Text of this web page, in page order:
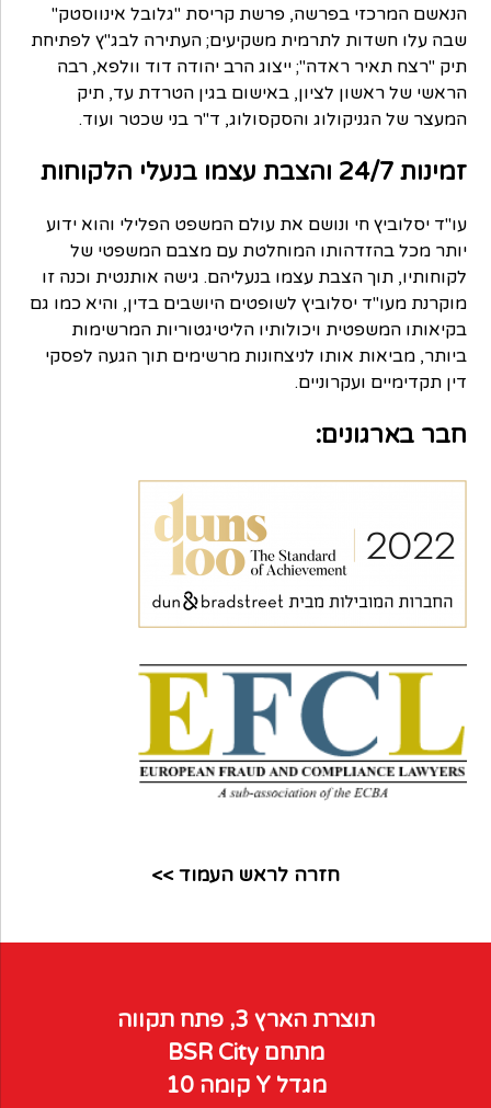
הנאשם המרכזי בפרשה, פרשת קריסת "גלובל אינווסטק"
שבה עלו חשדות לתרמית משקיעים; העתירה לבג"ץ לפתיחת
תיק "רצח תאיר ראדה"; ייצוג הרב יהודה דוד וולפא, רבה
הראשי של ראשון לציון, באישום בגין הטרדת עד, תיק
המעצר של הגניקולוג והסקסולוג, ד"ר בני שכטר ועוד.
זמינות 24/7 והצבת עצמו בנעלי הלקוחות
עו"ד יסלוביץ חי ונושם את עולם המשפט הפלילי והוא ידוע
יותר מכל בהזדהותו המוחלטת עם מצבם המשפטי של
לקוחותיו, תוך הצבת עצמו בנעליהם. גישה אותנטית וכנה זו
מוקרנת מעו"ד יסלוביץ לשופטים היושבים בדין, והיא כמו גם
בקיאותו המשפטית ויכולותיו הליטיגטוריות המרשימות
ביותר, מביאות אותו לניצחונות מרשימים תוך הגעה לפסקי
דין תקדימיים ועקרוניים.
חבר בארגונים:
חזרה לראש העמוד >>
תוצרת הארץ 3, פתח תקווה
מתחם BSR City
מגדל Y קומה 10